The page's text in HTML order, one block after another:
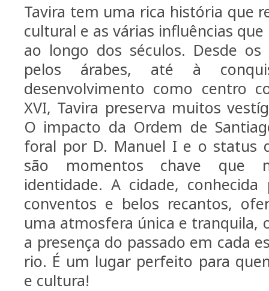
Tavira tem uma rica história que
cultural e as várias influências
ao longo dos séculos. Desde os
pelos árabes, até à
desenvolvimento como centro
XVI, Tavira preserva muitos
O impacto da Ordem de
foral por D. Manuel I e o status
são momentos chave que
identidade. A cidade, conhecida
conventos e belos recantos,
uma atmosfera única e tranquila,
a presença do passado em cada
rio. É um lugar perfeito para
e cultura!